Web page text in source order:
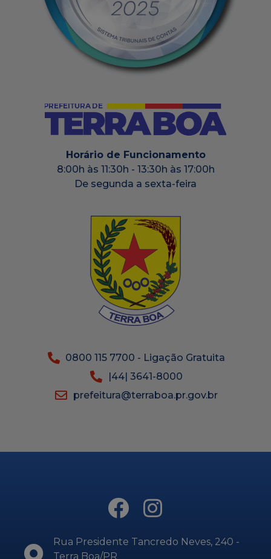
Horário de Funcionamento
8:00h às 11:30h - 13:30h às 17:00h
De segunda a sexta-feira
0800 115 7700 - Ligação Gratuita
|44| 3641-8000
prefeitura@terraboa.pr.gov.br
Rua Presidente Tancredo Neves, 240 -
Terra Boa/PR